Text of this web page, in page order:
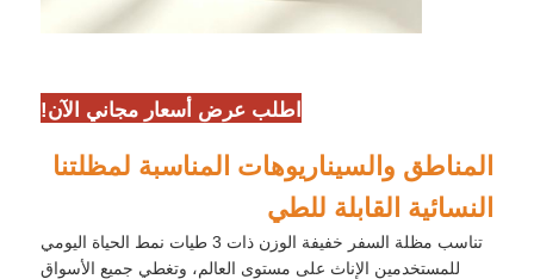
اطلب عرض أسعار مجاني الآن!
المناطق والسيناريوهات المناسبة لمظلتنا
النسائية القابلة للطي
تناسب مظلة السفر خفيفة الوزن ذات 3 طيات نمط الحياة اليومي
للمستخدمين الإناث على مستوى العالم، وتغطي جميع الأسواق